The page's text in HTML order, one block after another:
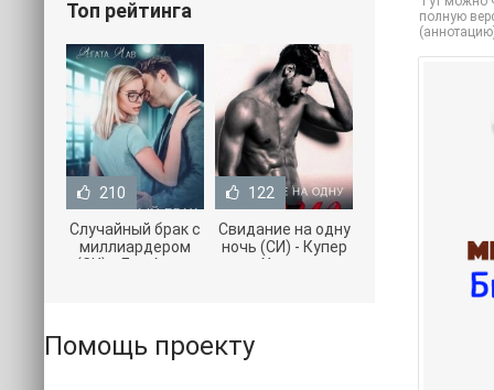
полную
Топ рейтинга
210
Случайный брак с
миллиардером
(СИ) - Лав Агата
122
Свидание на одну
ночь (СИ) - Купер
Хелен
Помощь проекту